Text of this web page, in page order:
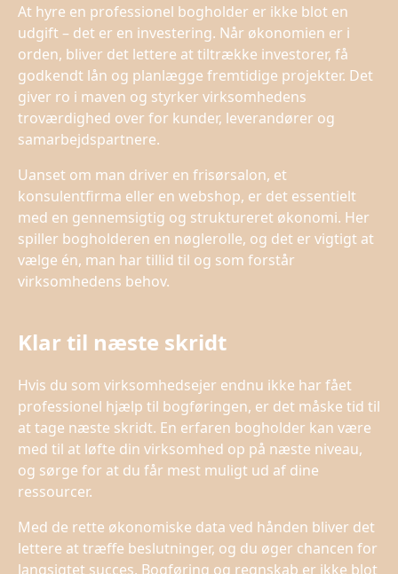
At hyre en professionel bogholder er ikke blot en
udgift – det er en investering. Når økonomien er i
orden, bliver det lettere at tiltrække investorer, få
godkendt lån og planlægge fremtidige projekter. Det
giver ro i maven og styrker virksomhedens
troværdighed over for kunder, leverandører og
samarbejdspartnere.
Uanset om man driver en frisørsalon, et
konsulentfirma eller en webshop, er det essentielt
med en gennemsigtig og struktureret økonomi. Her
spiller bogholderen en nøglerolle, og det er vigtigt at
vælge én, man har tillid til og som forstår
virksomhedens behov.
Klar til næste skridt
Hvis du som virksomhedsejer endnu ikke har fået
professionel hjælp til bogføringen, er det måske tid til
at tage næste skridt. En erfaren bogholder kan være
med til at løfte din virksomhed op på næste niveau,
og sørge for at du får mest muligt ud af dine
ressourcer.
Med de rette økonomiske data ved hånden bliver det
lettere at træffe beslutninger, og du øger chancen for
langsigtet succes. Bogføring og regnskab er ikke blot